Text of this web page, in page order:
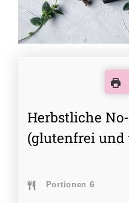
Herbstliche
(glutenfrei und
Portionen 6